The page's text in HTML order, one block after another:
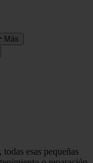
Más
esas pequeñas